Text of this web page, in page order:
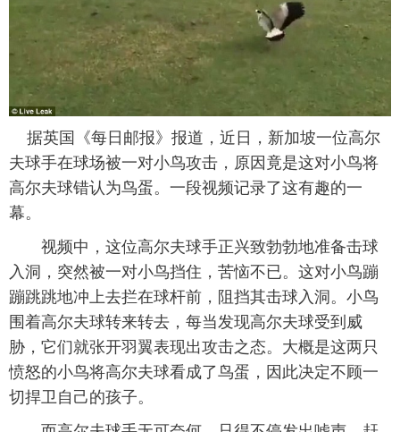
公益 军事 无人机
富媒体 摄影
新华电视中文 新华电视英文 返回PC
据英国《每日邮报》报道，近日，新加坡一位高尔
夫球手在球场被一对小鸟攻击，原因竟是这对小鸟将
高尔夫球错认为鸟蛋。一段视频记录了这有趣的一
幕。
视频中，这位高尔夫球手正兴致勃勃地准备击球
入洞，突然被一对小鸟挡住，苦恼不已。这对小鸟蹦
蹦跳跳地冲上去拦在球杆前，阻挡其击球入洞。小鸟
围着高尔夫球转来转去，每当发现高尔夫球受到威
胁，它们就张开羽翼表现出攻击之态。大概是这两只
愤怒的小鸟将高尔夫球看成了鸟蛋，因此决定不顾一
切捍卫自己的孩子。